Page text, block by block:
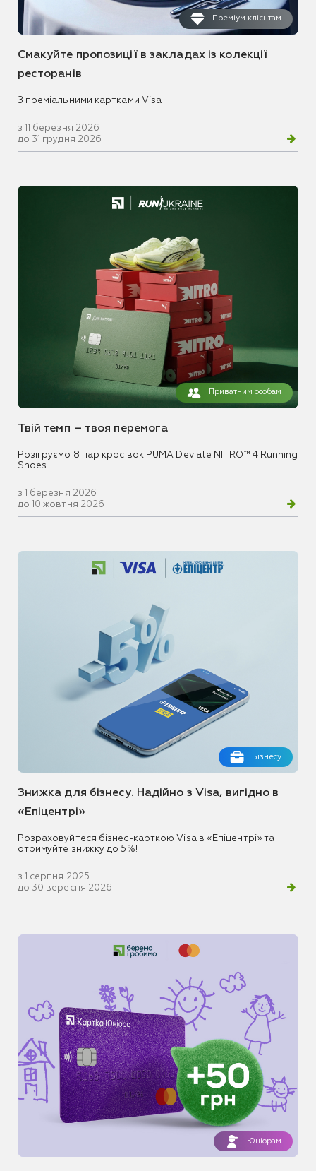
Преміум клієнтам
Смакуйте пропозиції в закладах із колекції
ресторанів
З преміальними картками Visa
з 11 березня 2026
до 31 грудня 2026
Приватним особам
Твій темп – твоя перемога
Розігруємо 8 пар кросівок PUMA Deviate NITRO™ 4 Running
Shoes
з 1 березня 2026
до 10 жовтня 2026
Бізнесу
Знижка для бізнесу. Надійно з Visa, вигідно в
«Епіцентрі»
Розраховуйтеся бізнес-карткою Visa в «Епіцентрі» та
отримуйте знижку до 5%!
з 1 серпня 2025
до 30 вересня 2026
Юніорам